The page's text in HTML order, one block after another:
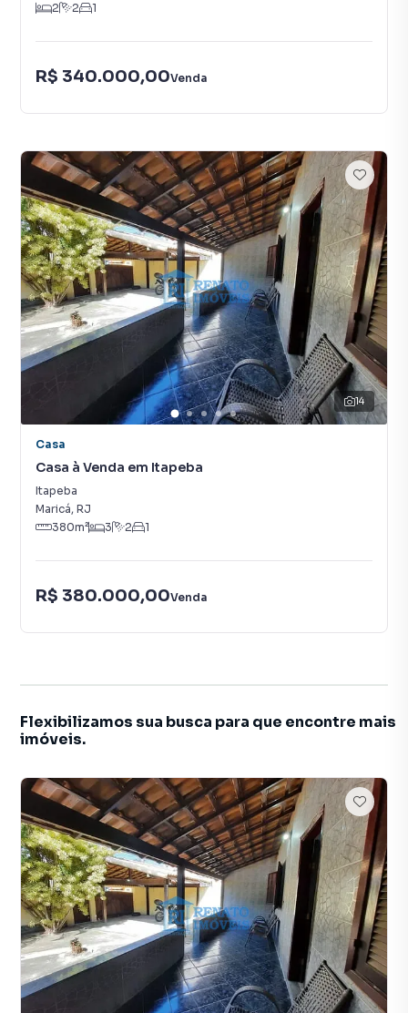
2
2 1
R$ 340.000,00Venda
14
Casa
Casa à Venda em Itapeba
Itapeba
Maricá, RJ
380m² 3 2 1
R$ 380.000,00Venda
Flexibilizamos sua busca para que encontre mais
imóveis.